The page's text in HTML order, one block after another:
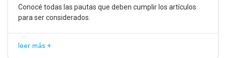
Conocé todas las pautas que deben cumplir los artículos
para ser considerados.
leer más +